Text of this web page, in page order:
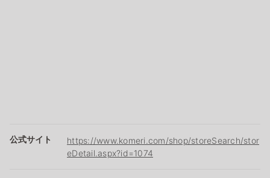
公式サイト
https://www.komeri.com/shop/storeSearch/stor
eDetail.aspx?id=1074